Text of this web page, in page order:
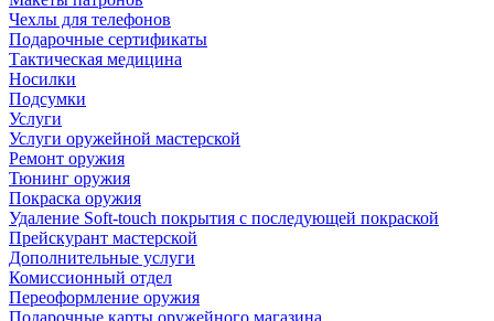
Чехлы для телефонов
Подарочные сертификаты
Тактическая медицина
Носилки
Подсумки
Услуги
Услуги оружейной мастерской
Ремонт оружия
Тюнинг оружия
Покраска оружия
Удаление Soft-touch покрытия с последующей покраской
Прейскурант мастерской
Дополнительные услуги
Комиссионный отдел
Переоформление оружия
Подарочные карты оружейного магазина